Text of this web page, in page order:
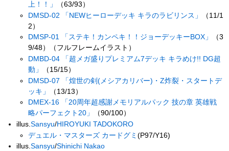
上！！」
（63/93）
DMSD-02 「NEWヒーローデッキ キラのラビリンス」
（11/1
2）
DMSP-01 「ステキ！カンペキ！！ジョーデッキーBOX」
（3
9/48）（フルフレームイラスト）
DMBD-04 「超メガ盛りプレミアム7デッキ キラめけ!! DG超
動」
（15/15）
DMSD-07 「煌世の剣(メシアカリバー)・Z炸裂・スタートデ
ッキ」
（13/13）
DMEX-16 「20周年超感謝メモリアルパック 技の章 英雄戦
略パーフェクト20」
（90/100）
illus.Sansyu/HIROYUKI TADOKORO
デュエル・マスターズ カードグミ(P97/Y16)
illus.Sansyu/Shinichi Nakao